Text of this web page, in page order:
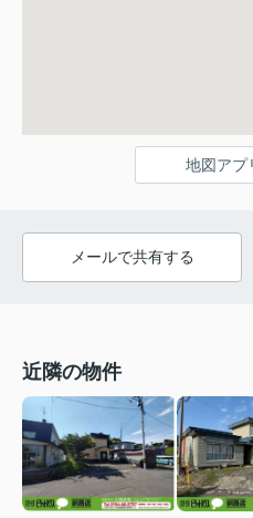
地図アプ
メールで共有する
近隣の物件